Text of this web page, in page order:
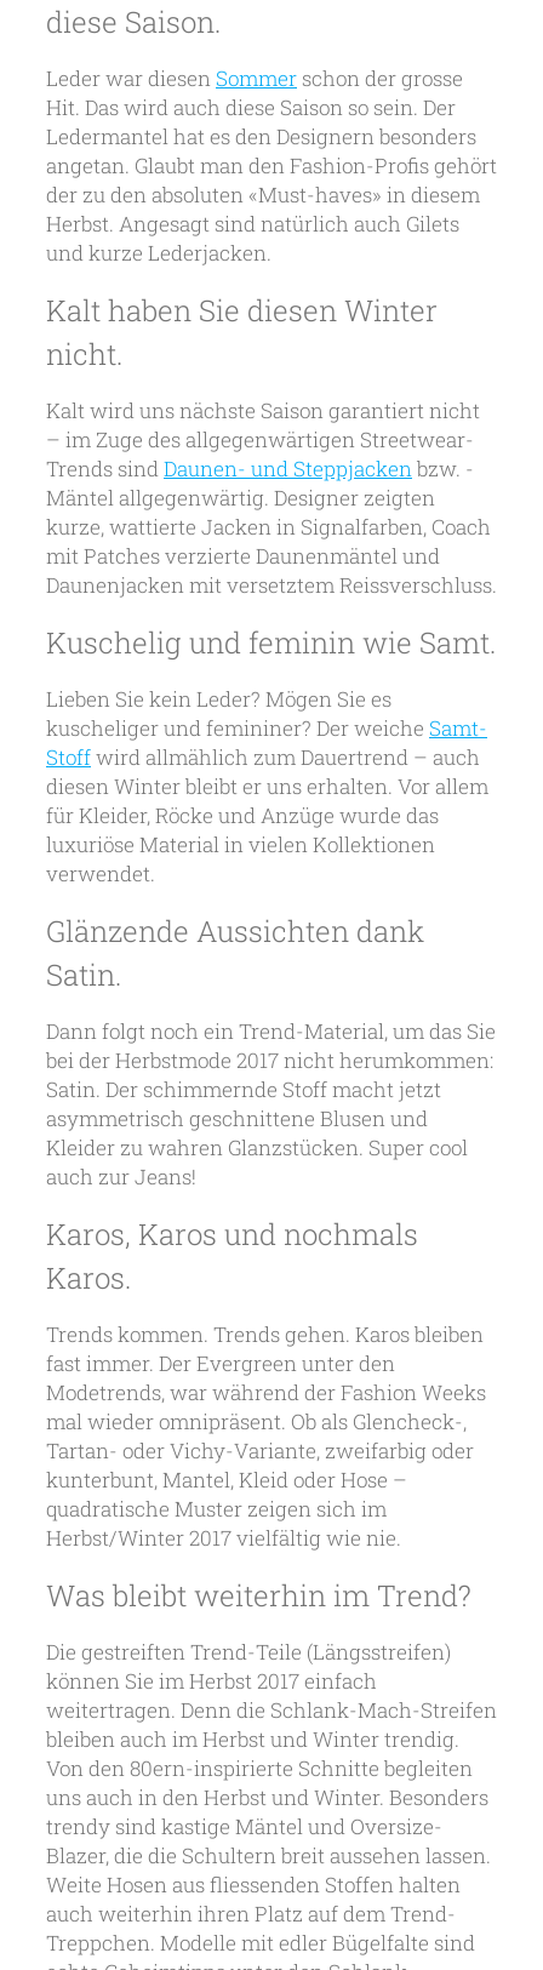
diese Saison.
Leder war diesenSommer schon der grosse
Hit. Das wird auch diese Saison so sein. Der
Ledermantel hat es den Designern besonders
angetan. Glaubt man den Fashion-Profis gehört
der zu den absoluten «Must-haves» in diesem
Herbst. Angesagt sind natürlich auch Gilets
und kurze Lederjacken.
Kalt haben Sie diesen Winter
nicht.
Kalt wird uns nächste Saison garantiert nicht
– im Zuge des allgegenwärtigen Streetwear-
Trends sindDaunen- und Steppjackenbzw. -
Mäntel allgegenwärtig. Designer zeigten
kurze, wattierte Jacken in Signalfarben, Coach
mit Patches verzierte Daunenmäntel und
Daunenjacken mit versetztem Reissverschluss.
Kuschelig und feminin wie Samt.
Lieben Sie kein Leder? Mögen Sie es
kuscheliger und femininer? Der weiche Samt-
Stoffwird allmählich zum Dauertrend – auch
diesen Winter bleibt er uns erhalten. Vor allem
für Kleider, Röcke und Anzüge wurde das
luxuriöse Material in vielen Kollektionen
verwendet.
Glänzende Aussichten dank
Satin.
Dann folgt noch ein Trend-Material, um das Sie
bei der Herbstmode 2017 nicht herumkommen:
Satin. Der schimmernde Stoff macht jetzt
asymmetrisch geschnittene Blusen und
Kleider zu wahren Glanzstücken. Super cool
auch zur Jeans!
Karos, Karos und nochmals
Karos.
Trends kommen. Trends gehen. Karos bleiben
fast immer. Der Evergreen unter den
Modetrends, war während der Fashion Weeks
mal wieder omnipräsent. Ob als Glencheck-,
Tartan- oder Vichy-Variante, zweifarbig oder
kunterbunt, Mantel, Kleid oder Hose –
quadratische Muster zeigen sich im
Herbst/Winter 2017 vielfältig wie nie.
Was bleibt weiterhin im Trend?
Die gestreiften Trend-Teile (Längsstreifen)
können Sie im Herbst 2017 einfach
weitertragen. Denn die Schlank-Mach-Streifen
bleiben auch im Herbst und Winter trendig.
Von den 80ern-inspirierte Schnitte begleiten
uns auch in den Herbst und Winter. Besonders
trendy sind kastige Mäntel und Oversize-
Blazer, die die Schultern breit aussehen lassen.
Weite Hosen aus fliessenden Stoffen halten
auch weiterhin ihren Platz auf dem Trend-
Treppchen. Modelle mit edler Bügelfalte sind